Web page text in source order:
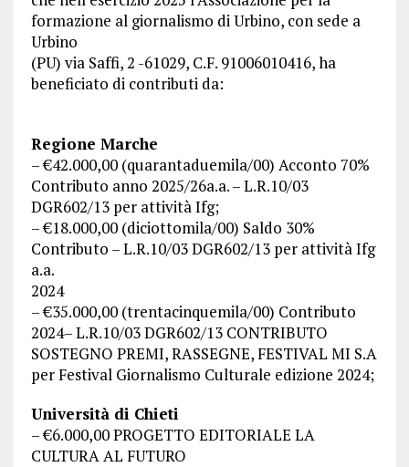
formazione al giornalismo di Urbino, con sede a
Urbino
(PU) via Saffi, 2 -61029, C.F. 91006010416, ha
beneficiato di contributi da:
Regione Marche
– €42.000,00 (quarantaduemila/00) Acconto 70%
Contributo anno 2025/26a.a. – L.R.10/03
DGR602/13 per attività Ifg;
– €18.000,00 (diciottomila/00) Saldo 30%
Contributo – L.R.10/03 DGR602/13 per attività Ifg
a.a.
2024
– €35.000,00 (trentacinquemila/00) Contributo
2024– L.R.10/03 DGR602/13 CONTRIBUTO
SOSTEGNO PREMI, RASSEGNE, FESTIVAL MI S.A
per Festival Giornalismo Culturale edizione 2024;
Università di Chieti
– €6.000,00 PROGETTO EDITORIALE LA
CULTURA AL FUTURO